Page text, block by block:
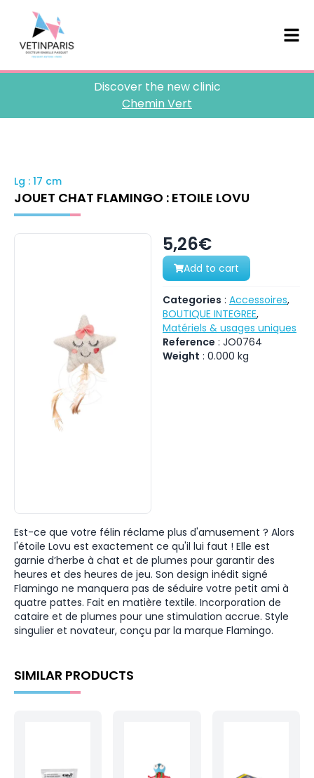
Discover the new clinic
Chemin Vert
Lg : 17 cm
JOUET CHAT FLAMINGO : ETOILE LOVU
5,26€
Add to cart
Categories : Accessoires,
BOUTIQUE INTEGREE,
Matériels & usages uniques
Reference : JO0764
Weight : 0.000 kg
Est-ce que votre félin réclame plus d'amusement ? Alors
l'étoile Lovu est exactement ce qu'il lui faut ! Elle est
garnie d’herbe à chat et de plumes pour garantir des
heures et des heures de jeu. Son design inédit signé
Flamingo ne manquera pas de séduire votre petit ami à
quatre pattes. Fait en matière textile. Incorporation de
cataire et de plumes pour une stimulation accrue. Style
singulier et novateur, conçu par la marque Flamingo.
SIMILAR PRODUCTS